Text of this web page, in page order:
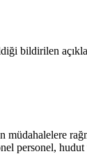
bildirilen
hudut